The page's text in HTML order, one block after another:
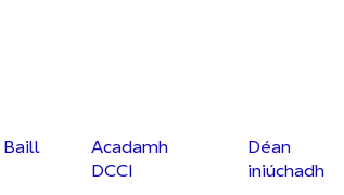
Baill
Acadamh
DCCI
Déan
iniúchadh